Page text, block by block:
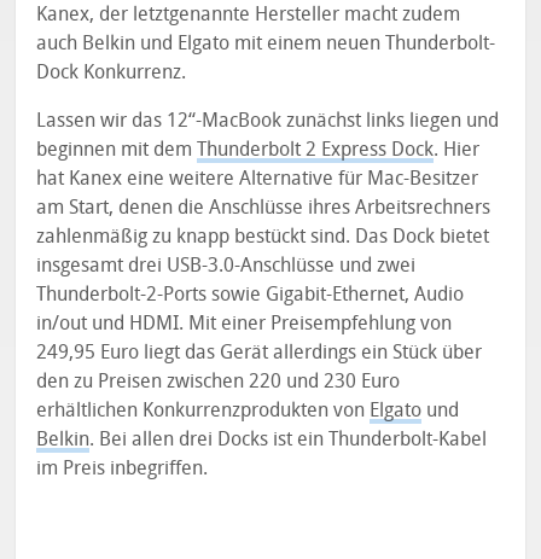
Kanex, der letztgenannte Hersteller macht zudem
auch Belkin und Elgato mit einem neuen Thunderbolt-
Dock Konkurrenz.
Lassen wir das 12“-MacBook zunächst links liegen und
beginnen mit demThunderbolt 2 Express Dock. Hier
hat Kanex eine weitere Alternative für Mac-Besitzer
am Start, denen die Anschlüsse ihres Arbeitsrechners
zahlenmäßig zu knapp bestückt sind. Das Dock bietet
insgesamt drei USB-3.0-Anschlüsse und zwei
Thunderbolt-2-Ports sowie Gigabit-Ethernet, Audio
in/out und HDMI. Mit einer Preisempfehlung von
249,95 Euro liegt das Gerät allerdings ein Stück über
den zu Preisen zwischen 220 und 230 Euro
erhältlichen Konkurrenzprodukten von Elgato und
Belkin. Bei allen drei Docks ist ein Thunderbolt-Kabel
im Preis inbegriffen.